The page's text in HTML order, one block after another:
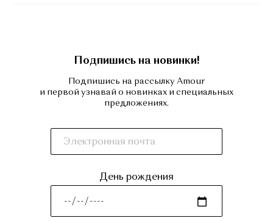
Подпишись на новинки!
Подпишись на рассылку Amour
и первой узнавай о новинках и специальных
предложениях.
День рождения